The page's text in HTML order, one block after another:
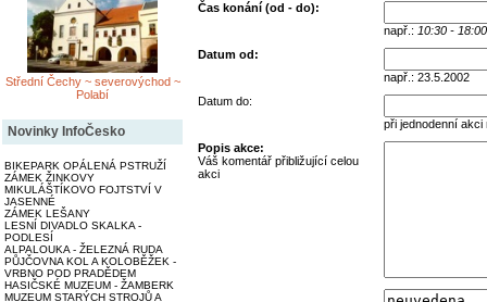
Střední Čechy ~ severovýchod ~
Polabí
Novinky InfoČesko
BIKEPARK OPÁLENÁ PSTRUŽÍ
ZÁMEK ŽINKOVY
MIKULÁŠTÍKOVO FOJTSTVÍ V
JASENNÉ
ZÁMEK LEŠANY
LESNÍ DIVADLO SKALKA -
PODLESÍ
ALPALOUKA - ŽELEZNÁ RUDA
PŮJČOVNA KOL A KOLOBĚŽEK -
VRBNO POD PRADĚDEM
HASIČSKÉ MUZEUM - ŽAMBERK
MUZEUM STARÝCH STROJŮ A
Čas konání (od - do):
např.: 10:30 - 18:00
Datum od:
např.: 23.5.2002
Datum do:
při jednodenní akci
Popis akce:
Váš komentář přibližující celou
akci